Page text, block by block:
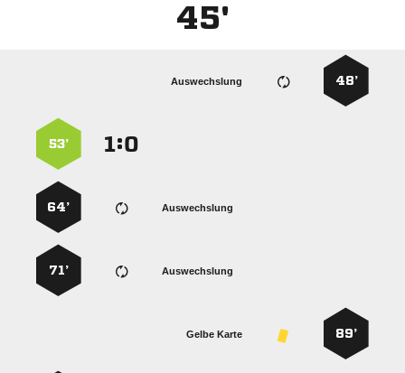
45'
48’
Auswechslung
:
53’
Auswechslung
64’
Auswechslung
71’
89’
Gelbe Karte